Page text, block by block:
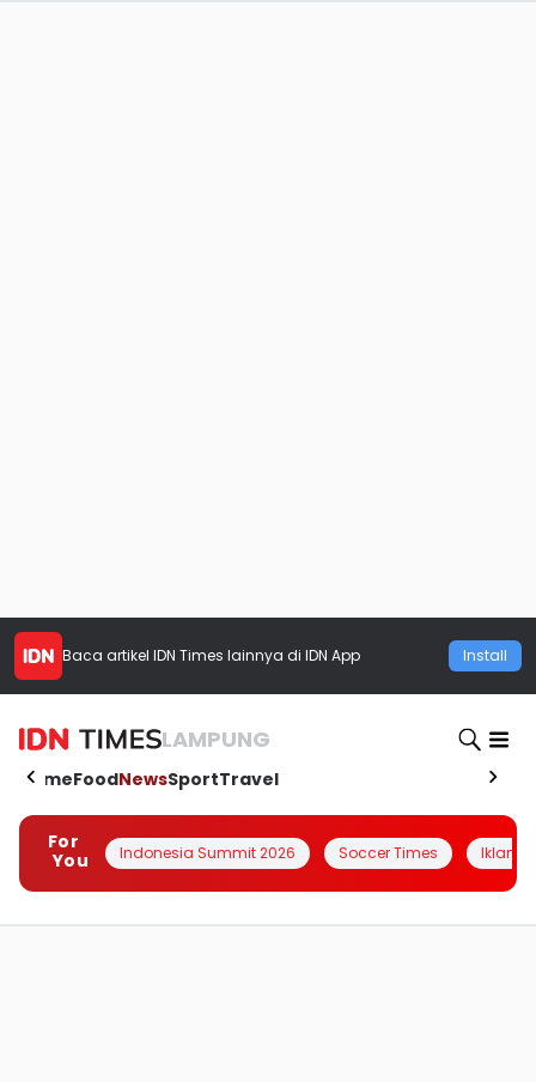
Baca artikel IDN Times lainnya di IDN App Install
LAMPUNG
HomeFoodNewsSportTravel
For
You
Indonesia Summit 2026 Soccer Times Iklanin